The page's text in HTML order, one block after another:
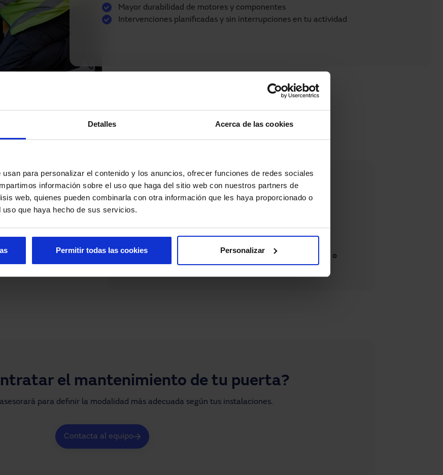
Detalles Acerca de las cookies
para personalizar el contenido y los anuncios, ofrecer funciones de redes sociales
información sobre el uso que haga del sitio web con nuestros partners de
web, quienes pueden combinarla con otra información que les haya proporcionado o
que haya hecho de sus servicios.
Personalizar
Permitir todas las cookies
Mayor durabilidad de motores y componentes
Intervenciones planificadas y sin interrupciones en tu actividad
otras
hemos participado en la
de las puertas. Por
y asistencia
automáticas e
¿Qué puertas mantenemos?
Puertas automáticas peatonales
Puertas rápidas enrollables, rápidas apilables,
autorreparables, cortafuego…
Puertas automáticas corredizas, giratorias, abatibles o
el mantenimiento de tu puerta?
para definir la modalidad más adecuada según tus instalaciones.
Contacta al equipo